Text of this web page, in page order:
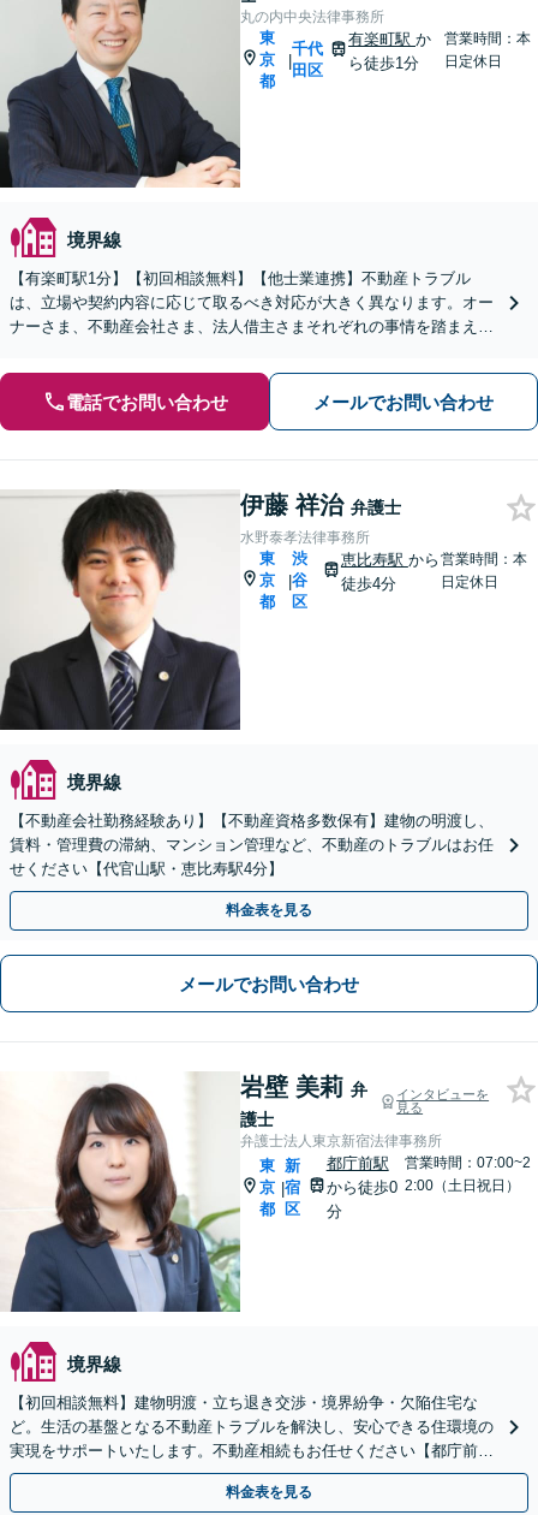
丸の内中央法律事務所
東
京
都
|
千代
田区
有楽町駅か
ら徒歩1分
営業時間：本
日定休日
境界線
【有楽町駅1分】【初回相談無料】【他士業連携】不動産トラブル
は、立場や契約内容に応じて取るべき対応が大きく異なります。オー
ナーさま、不動産会社さま、法人借主さまそれぞれの事情を踏まえ、
電話でお問い合わせ メールでお問い合わせ
伊藤 祥治 弁護士
水野泰孝法律事務所
東
京
都
|
渋
谷
区
恵比寿駅 から
徒歩4分
営業時間：本
日定休日
境界線
【不動産会社勤務経験あり】【不動産資格多数保有】建物の明渡し、
賃料・管理費の滞納、マンション管理など、不動産のトラブルはお任
せください【代官山駅・恵比寿駅4分】
料金表を見る
メールでお問い合わせ
岩壁 美莉 弁
護士
インタビューを
見る
弁護士法人東京新宿法律事務所
東
京
都
|
新
宿
区
都庁前駅
から徒歩0
分
営業時間：07:00~2
2:00（土日祝日）
境界線
【初回相談無料】建物明渡・立ち退き交渉・境界紛争・欠陥住宅な
ど。生活の基盤となる不動産トラブルを解決し、安心できる住環境の
実現をサポートいたします。不動産相続もお任せください【都庁前駅
直結】【複数拠点あり】
料金表を見る